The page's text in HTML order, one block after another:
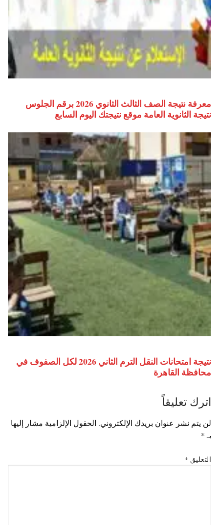
معرفة نتيجة الصف الثالث الثانوي 2026 برقم الجلوس
نتيجة الثانوية العامة موقع نتيجتك اليوم السابع
نتيجة امتحانات النقل الترم الثاني 2026 لكل الصفوف في
محافظة القاهرة
اترك تعليقاً
لن يتم نشر عنوان بريدك الإلكتروني. الحقول الإلزامية مشار إليها
بـ*
التعليق *